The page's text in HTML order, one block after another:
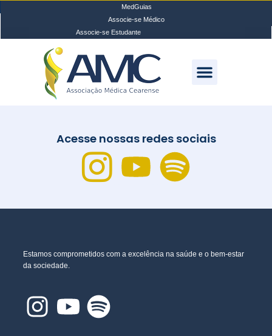
MedGuias
Associe-se Médico
Associe-se Estudante
Acesse nossas redes sociais
Estamos comprometidos com a excelência na saúde e o bem-estar
da sociedade.